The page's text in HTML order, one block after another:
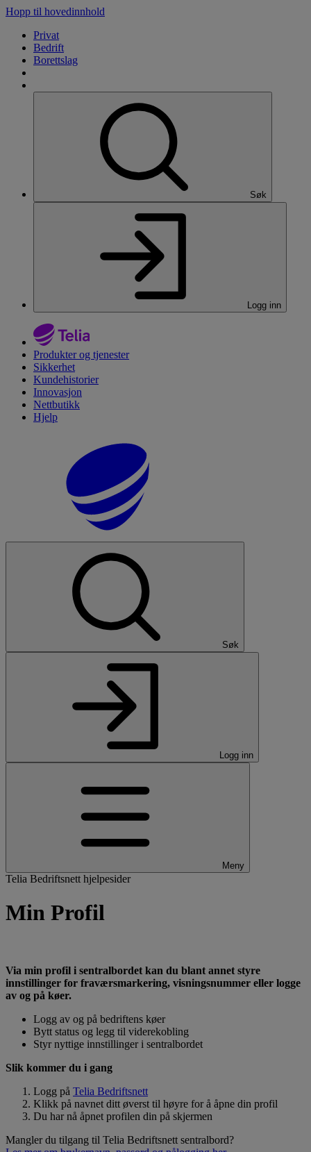
Hopp til hovedinnhold
Privat
Bedrift
Borettslag
Søk
Logg inn
Produkter og tjenester
Sikkerhet
Kundehistorier
Innovasjon
Nettbutikk
Hjelp
Søk
Logg inn
Meny
Telia Bedriftsnett hjelpesider
Min Profil
Via min profil i sentralbordet kan du blant annet styre
innstillinger for fraværsmarkering, visningsnummer eller logge
av og på køer.
Logg av og på bedriftens køer
Bytt status og legg til viderekobling
Styr nyttige innstillinger i sentralbordet
Slik kommer du i gang
Logg på Telia Bedriftsnett
Klikk på navnet ditt øverst til høyre for å åpne din profil
Du har nå åpnet profilen din på skjermen
Mangler du tilgang til Telia Bedriftsnett sentralbord?